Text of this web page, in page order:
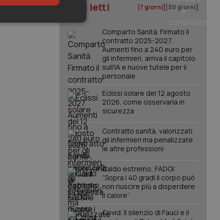
I più letti [7 giorni] [30 giorni]
Comparto Sanità. Firmato il
contratto 2025-2027.
Aumenti fino a 240 euro per
gli infermieri, arriva il capitolo
sull'IA e nuove tutele per il
personale
Eclissi solare del 12 agosto
2026, come osservarla in
sicurezza
Contratto sanità, valorizzati
gli infermieri ma penalizzate
le altre professioni
Caldo estremo, FADOI:
“Sopra i 40 gradi il corpo può
non riuscire più a disperdere
il calore”
Covid. Il silenzio di Fauci e il